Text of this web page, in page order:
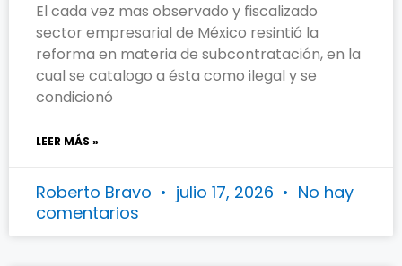
El cada vez mas observado y fiscalizado
sector empresarial de México resintió la
reforma en materia de subcontratación, en la
cual se catalogo a ésta como ilegal y se
condicionó
LEER MÁS »
Roberto Bravo julio 17, 2026
No hay
comentarios